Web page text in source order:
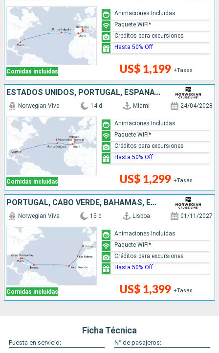
Comidas incluidas US$ 1,199 +Tasas
Animaciones Incluidas
Paquete WiFi*
Créditos para excursiones
Hasta 50% Off
ESTADOS UNIDOS, PORTUGAL, ESPAÑA, ITALIA
Comidas incluidas
Norwegian Viva 14 d Miami 24/04/2028
US$ 1,299 +Tasas
Animaciones Incluidas
Paquete WiFi*
Créditos para excursiones
Hasta 50% Off
PORTUGAL, CABO VERDE, BAHAMAS, ESTADOS UNIDOS
Comidas incluidas
Norwegian Viva 15 d Lisboa 01/11/2027
US$ 1,399 +Tasas
Animaciones Incluidas
Paquete WiFi*
Créditos para excursiones
Hasta 50% Off
Ficha Técnica
Puesta en servicio:
N° de pasajeros: